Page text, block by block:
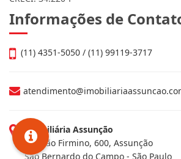
Informações de
(11) 4351-5050 / (11) 99119-3717
Imobiliária Assunção
Av. João Firmino, 600, Assunção
São Bernardo do Campo - São Paulo